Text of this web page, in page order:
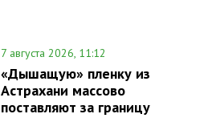
7 августа 2026, 11:12
«Дышащую» пленку из
Астрахани массово
поставляют за границу